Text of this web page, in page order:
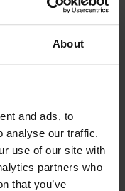
About
and ads, to
analyse our traffic.
use of our site with
partners who
that you’ve
África son
entrada
están
en